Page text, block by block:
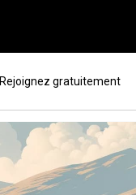
Rejoignez gratuitement